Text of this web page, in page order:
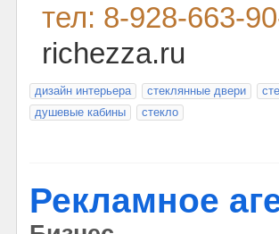
тел: 8-928-663-
richezza.ru
дизайн интерьера стеклянные двери
душевые кабины
стекло
Рекламное